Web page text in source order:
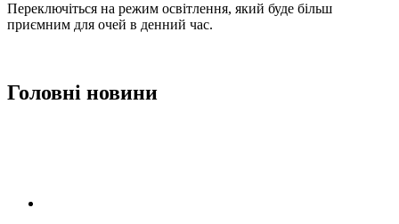
Переключіться на режим освітлення, який буде більш
приємним для очей в денний час.
Головні новини